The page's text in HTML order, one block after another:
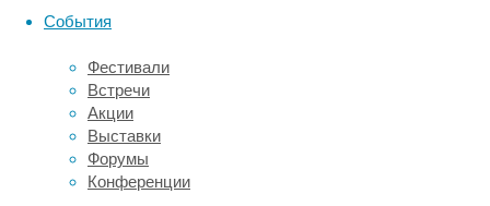
События
Фестивали
Встречи
Акции
Выставки
Форумы
Конференции
на
этого
вида
кофе
выпускаются
в
двух